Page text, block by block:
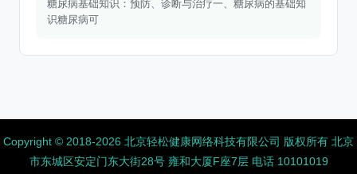
糖尿病基础知识：预防、诊断与治疗一、糖尿病的基础知
识糖尿病可
Copyright ©️ 2018-2026 北京轻松健康网络科技有限公司 版权所有 北京
市东城区安定门东大街28号 雍和大厦F座7层 电话 10101019